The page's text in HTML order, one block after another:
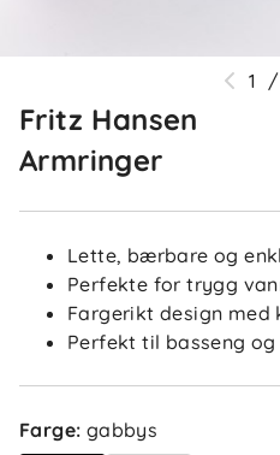
1 /
Fritz Hansen
Armringer
Lette, bærbare og
Perfekte for trygg
Fargerikt design med
Perfekt til basseng
Farge: gabbys